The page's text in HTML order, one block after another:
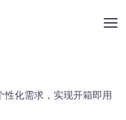
化需求，实现开箱即用